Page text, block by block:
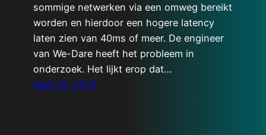
sommige netwerken via een omweg bereikt
worden en hierdoor een hogere latency
laten zien van 40ms of meer. De engineer
van We-Dare heeft het probleem in
onderzoek. Het lijkt erop dat…
April 15, 2013